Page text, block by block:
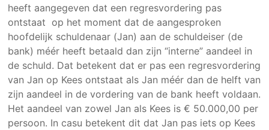
heeft aangegeven dat een regresvordering pas
ontstaat op het moment dat de aangesproken
hoofdelijk schuldenaar (Jan) aan de schuldeiser (de
bank) méér heeft betaald dan zijn “interne” aandeel in
de schuld. Dat betekent dat er pas een regresvordering
van Jan op Kees ontstaat als Jan méér dan de helft van
zijn aandeel in de vordering van de bank heeft voldaan.
Het aandeel van zowel Jan als Kees is € 50.000,00 per
persoon. In casu betekent dit dat Jan pas iets op Kees